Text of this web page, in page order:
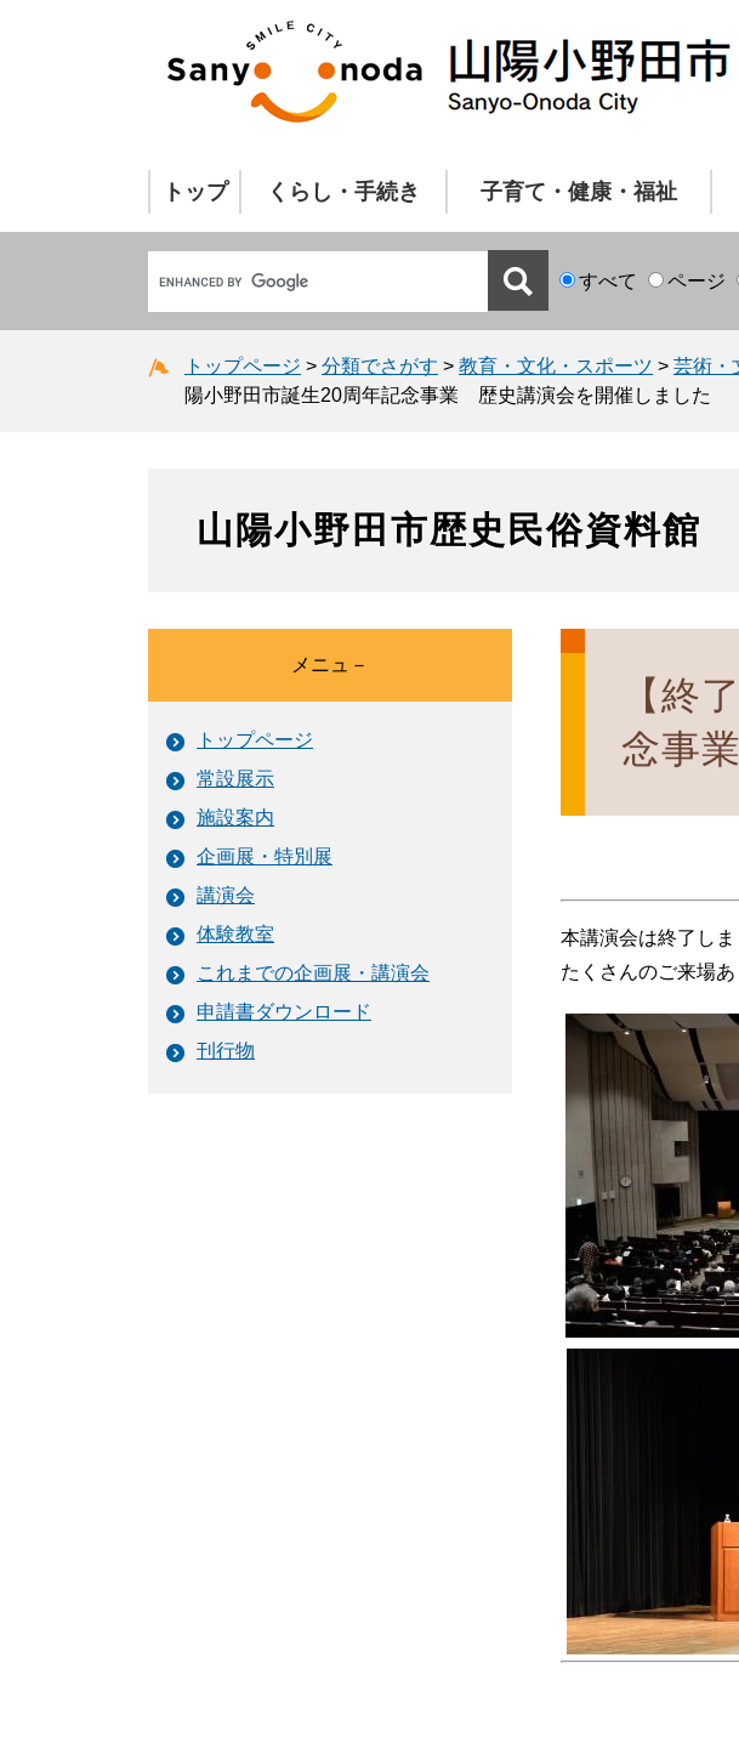
トップ くらし・手続き 子育て・健康・福祉
すべて ページ
トップページ > 分類でさがす > 教育・文化・スポーツ > 芸術・
陽小野田市誕生20周年記念事業 歴史講演会を開催しました
山陽小野田市歴史民俗資料館
【終
念事
本講演会は終了しま
たくさんのご来場あ
メニュ－
トップページ
常設展示
施設案内
企画展・特別展
講演会
体験教室
これまでの企画展・講演会
申請書ダウンロード
刊行物